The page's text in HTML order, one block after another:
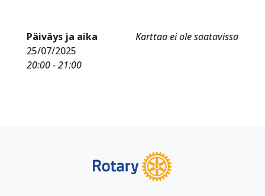
Karttaa ei ole saatavissa
Päiväys ja aika
25/07/2025
20:00 - 21:00